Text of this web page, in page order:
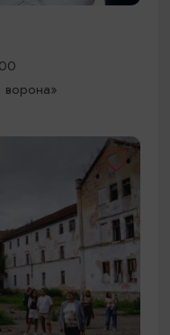
ворона»